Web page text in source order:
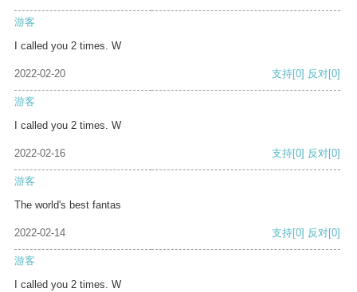
游客
I called you 2 times. W
2022-02-20 支持[0] 反对[0]
游客
I called you 2 times. W
2022-02-16 支持[0] 反对[0]
游客
The world's best fantas
2022-02-14 支持[0] 反对[0]
游客
I called you 2 times. W